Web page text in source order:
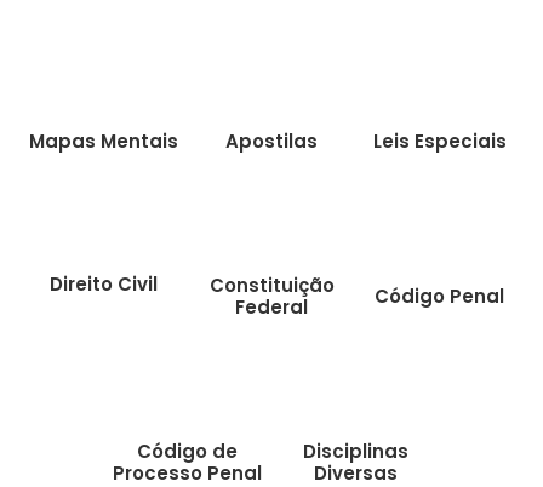
Mapas Mentais Apostilas Leis Especiais
Direito Civil
Constituição
Federal
Código Penal
Código de
Processo Penal
Disciplinas
Diversas